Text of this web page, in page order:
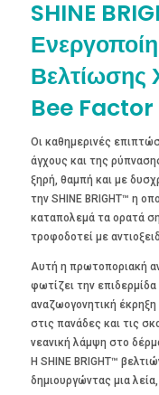
SHINE
Βελτίωσης
Bee Factor
Οι καθημερινές
άγχους και της
ξηρή, θαμπή και με
την SHINE BRIGHT™ η
καταπολεμά τα ορατά
τροφοδοτεί με
Αυτή η πρωτοποριακή
φωτίζει την
αναζωογονητική
στις πανάδες και τις
νεανική λάμψη στο
Η SHINE BRIGHT™
δημιουργώντας μια